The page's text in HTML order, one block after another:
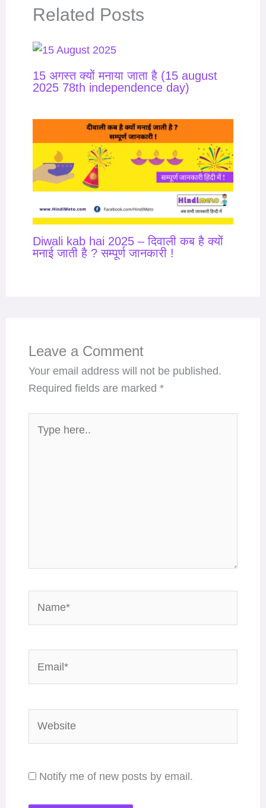
Related Posts
15 अगस्त क्यों मनाया जाता है (15 august
2025 78th independence day)
Diwali kab hai 2025 – दिवाली कब है क्यों
मनाई जाती है ? सम्पूर्ण जानकारी !
Leave a Comment
Your email address will not be published.
Required fields are marked*
here..
Notify me of new posts by email.